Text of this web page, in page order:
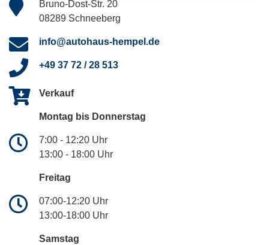
Bruno-Dost-Str. 20
08289 Schneeberg
info@autohaus-hempel.de
+49 37 72 / 28 513
Verkauf
Montag bis Donnerstag
7:00 - 12:20 Uhr
13:00 - 18:00 Uhr
Freitag
07:00-12:20 Uhr
13:00-18:00 Uhr
Samstag